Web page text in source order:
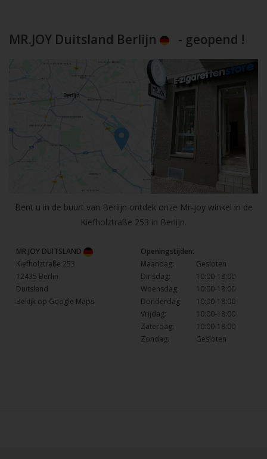
MR.JOY Duitsland Berlijn - geopend !
Bent u in de buurt van Berlijn ontdek onze Mr-joy winkel in de
Kiefholztraße 253 in Berlijn.
MR.JOY DUITSLAND
Kiefholztraße 253
12435 Berlin
Duitsland
Bekijk op Google Maps
Openingstijden:
Maandag:
Gesloten
Dinsdag:
10:00-18:00
Woensdag:
10:00-18:00
Donderdag:
10:00-18:00
Vrijdag:
10:00-18:00
Zaterdag:
10:00-18:00
Zondag:
Gesloten